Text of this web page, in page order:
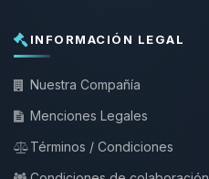
INFORMACIÓN LEGAL
Nuestra Compañía
Menciones Legales
Términos / Condiciones